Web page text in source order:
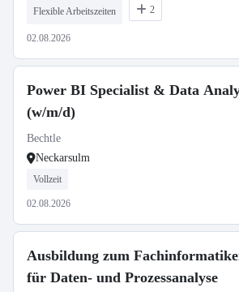
Flexible Arbeitszeiten 2
02.08.2026
Power BI Specialist & Data
(w/m/d)
Bechtle
Neckarsulm
Vollzeit
02.08.2026
Ausbildung zum
für Daten- und Prozessanalyse